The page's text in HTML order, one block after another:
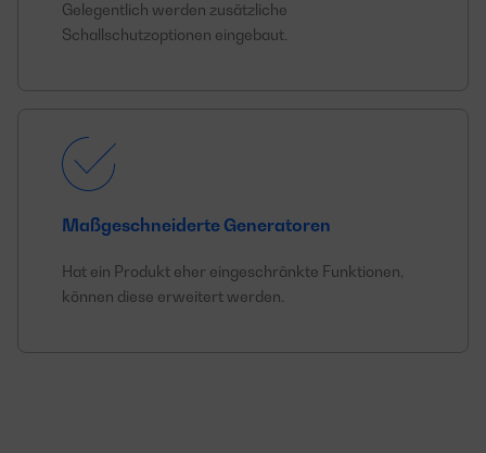
Gelegentlich werden zusätzliche
Schallschutzoptionen eingebaut.
Maßgeschneiderte Generatoren
Hat ein Produkt eher eingeschränkte Funktionen,
können diese erweitert werden.